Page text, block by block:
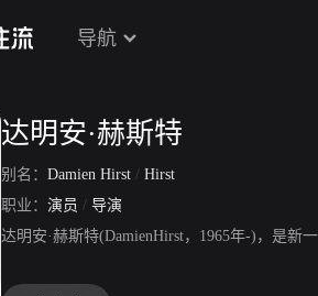
导航
达明安·赫斯特
别名： Damien Hirst / Hirst
职业： 演员 / 导演
达明安·赫斯特(DamienHirst，1965年-)，是新